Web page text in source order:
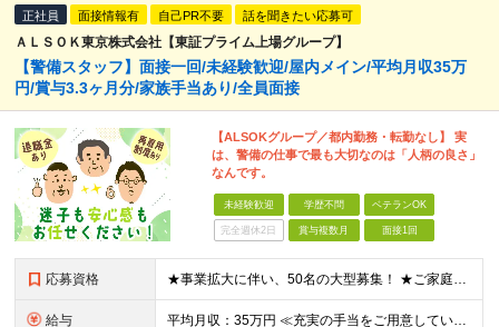
正社員 面接情報有 自己PR不要 話を聞きたい応募可
ＡＬＳＯＫ東京株式会社【東証プライム上場グループ】
【警備スタッフ】面接一回/未経験歓迎/屋内メイン/平均月収35万
円/賞与3.3ヶ月分/家族手当あり/全員面接
【ALSOKグループ／都内勤務・転勤なし】 実
は、警備の仕事で最も大切なのは「人柄の良さ」
なんです。
未経験歓迎 学歴不問 ベテランOK
完全週休2日 賞与複数月 面接1回
応募資格 ★事業拡大に伴い、50名の大型募集！ ★ご家庭をお持ちの方も歓迎です ※18歳以上の方（警備業法第14条の警備業務のため） ※学歴不問 ≪こんな方をお待ちしています！≫ ・家族に喜ばれる転職をしたい
給与 平均月収：35万円 ≪充実の手当をご用意しています！≫ ★扶養家族手当 ┗配偶者：月1万8000円 ┗60歳以上の親：月2000円／人 ┗子一人：月5000円 ※二人以上の場合は6000円／人 ★資